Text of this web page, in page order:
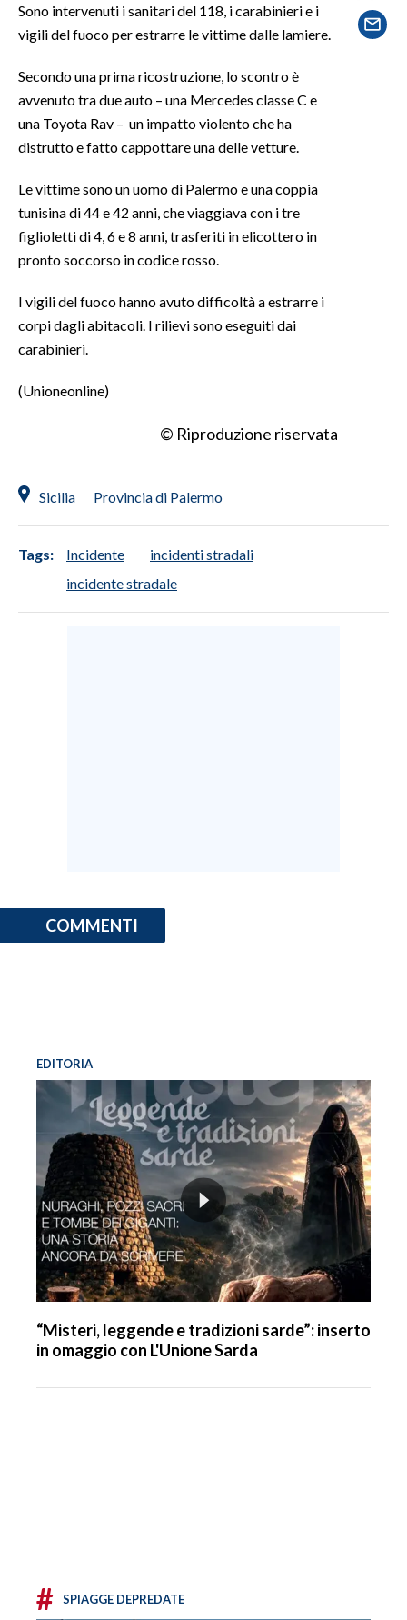
SPETTACOLI
GOSSIP
SALUTE
NOTIZIE
EVENTI
#CARAUNIONE
3 MINUTI CON
INSULARITÀ
ANNUNCI
PUBBLICITÀ
Sono intervenuti i sanitari del 118, i carabinieri e i
vigili del fuoco per estrarre le vittime dalle lamiere.
Secondo una prima ricostruzione, lo scontro è
avvenuto tra due auto – una Mercedes classe C e
una Toyota Rav – un impatto violento che ha
distrutto e fatto cappottare una delle vetture.
Le vittime sono un uomo di Palermo e una coppia
tunisina di 44 e 42 anni, che viaggiava con i tre
figlioletti di 4, 6 e 8 anni, trasferiti in elicottero in
pronto soccorso in codice rosso.
I vigili del fuoco hanno avuto difficoltà a estrarre i
corpi dagli abitacoli. I rilievi sono eseguiti dai
carabinieri.
(Unioneonline)
© Riproduzione riservata
Sicilia Provincia di Palermo
Tags: Incidente
incidenti stradali
incidente stradale
COMMENTI
EDITORIA
“Misteri, leggende e tradizioni sarde”: inserto
in omaggio con L'Unione Sarda
# SPIAGGE DEPREDATE